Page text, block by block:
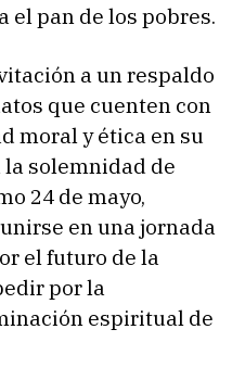
el pan de los pobres.
a un respaldo
que cuenten con
moral y ética en su
la solemnidad de
24 de mayo,
en una jornada
el futuro de la
por la
espiritual de